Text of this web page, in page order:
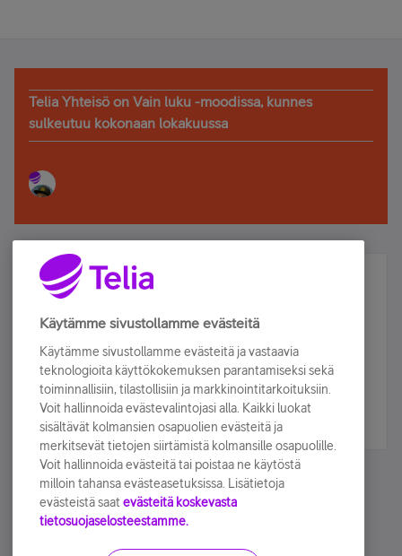
Telia Yhteisö on Vain luku -moodissa, kunnes
sulkeutuu kokonaan lokakuussa
Älä jää paitsi – osallistu ja voita!
Tilaa Telian uutiskirje ja olet mukana arvonnassa.
sähköpostiisi.
Tilaa nyt
Käytämme sivustollamme evästeitä
Käytämme sivustollamme evästeitä ja vastaavia
teknologioita käyttökokemuksen parantamiseksi sekä
toiminnallisiin, tilastollisiin ja markkinointitarkoituksiin.
Voit hallinnoida evästevalintojasi alla. Kaikki luokat
sisältävät kolmansien osapuolien evästeitä ja
merkitsevät tietojen siirtämistä kolmansille osapuolille.
Voit hallinnoida evästeitä tai poistaa ne käytöstä
milloin tahansa evästeasetuksissa. Lisätietoja
evästeistä saat evästeitä koskevasta
tietosuojaselosteestamme.